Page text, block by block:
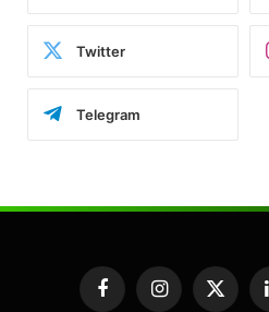
Twitter
Telegram
FacebookInstagram
X